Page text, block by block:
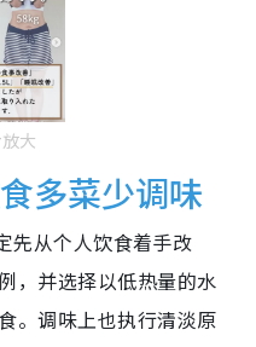
大
多菜少调味
从个人饮食着手改
，并选择以低热量的水
。调味上也执行清淡原